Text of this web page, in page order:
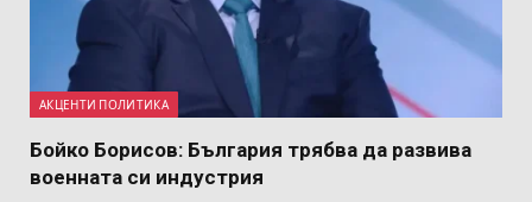
АКЦЕНТИ ПОЛИТИКА
Бойко Борисов: България трябва да развива
военната си индустрия